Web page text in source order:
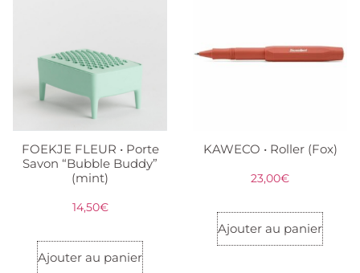
FOEKJE FLEUR • Porte
Savon “Bubble Buddy”
(mint)
14,50€
Ajouter au panier
KAWECO • Roller (Fox)
23,00€
Ajouter au panier